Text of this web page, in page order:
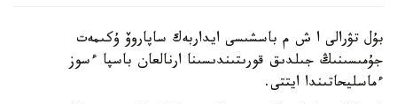
بۇل تۋرالى ا ش م باسشىسى ايداربەك ساپاروۆ ۇكىمەت
جۇمىسىنىڭ جىلدىق قورىتىندىسىنا ارنالعان باسپا ءسوز
ءماسليحاتىندا ايتتى.